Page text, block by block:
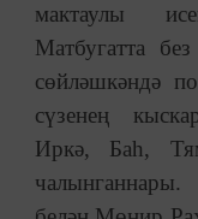
мактаулы
Матбугатта
сөйләшкәндә
сүзенең
Иркә, Баһ,